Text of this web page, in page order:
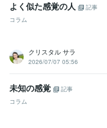
事務・ビジネスサポート /
ライフスタイル・その他 /
資格・検定
実用英語技能検定準1級
認定レイキヒーラー 取得
得意分野
悩み相談・カウンセリング
よく似た感覚の人
記事
コラム
クリスタル サラ
2026/07/07 05:56
未知の感覚
記事
コラム